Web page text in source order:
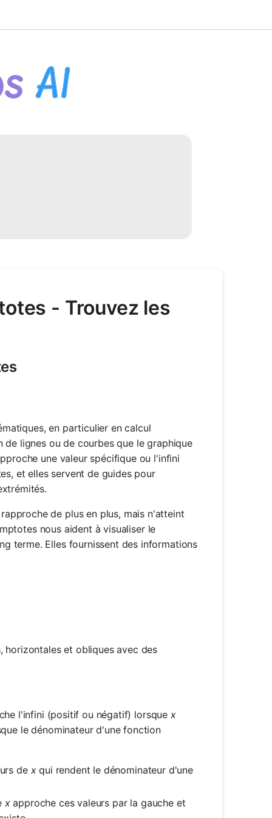
- Trouvez les
en particulier en calcul
lignes ou de courbes que le graphique
une valeur spécifique ou l'infini
et elles servent de guides pour
de plus en plus, mais n'atteint
nous aident à visualiser le
terme. Elles fournissent des informations
et obliques avec des
l'infini (positif ou négatif) lorsque x
le dénominateur d'une fonction
de xqui rendent le dénominateur d'une
xapproche ces valeurs par la gauche et